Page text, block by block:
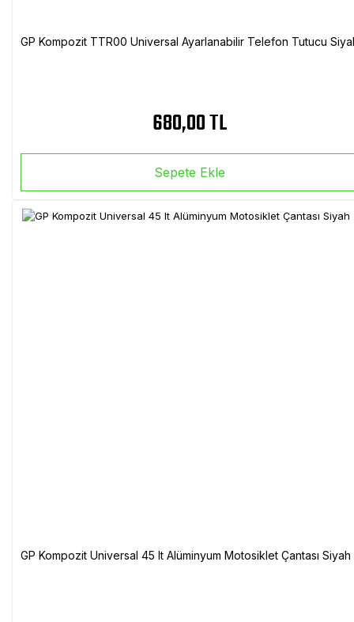
GP Kompozit TTR00 Universal Ayarlanabilir Telefon Tutucu
680,00 TL
Sepete Ekle
GP Kompozit Universal 45 lt Alüminyum Motosiklet Çantası Siyah